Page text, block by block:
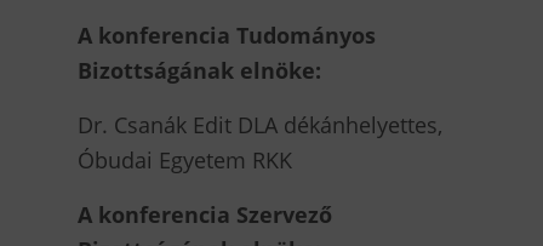
A konferencia Tudományos
Bizottságának elnöke:
Dr. Csanák Edit DLA dékánhelyettes,
Óbudai Egyetem RKK
A konferencia Szervező